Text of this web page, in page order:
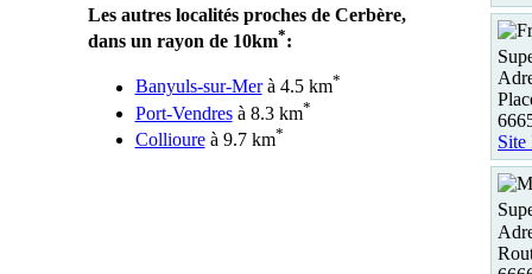
Les autres localités proches de Cerbère,
dans un rayon de 10km*:
Banyuls-sur-Merà 4.5 km*
Port-Vendresà 8.3 km*
Collioureà 9.7 km*
Site